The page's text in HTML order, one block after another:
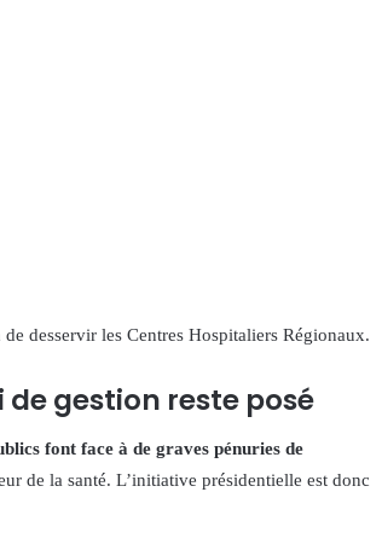
de desservir les Centres Hospitaliers Régionaux.
gestion reste posé
font face à de graves pénuries de
de la santé. L’initiative présidentielle est donc